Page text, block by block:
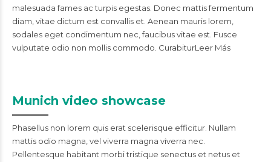
malesuada fames ac turpis egestas. Donec mattis fermentum
diam, vitae dictum est convallis et. Aenean mauris lorem,
sodales eget condimentum nec, faucibus vitae est. Fusce
vulputate odio non mollis commodo. CurabiturLeer Más
Munich video showcase
Phasellus non lorem quis erat scelerisque efficitur. Nullam
mattis odio magna, vel viverra magna viverra nec.
Pellentesque habitant morbi tristique senectus et netus et